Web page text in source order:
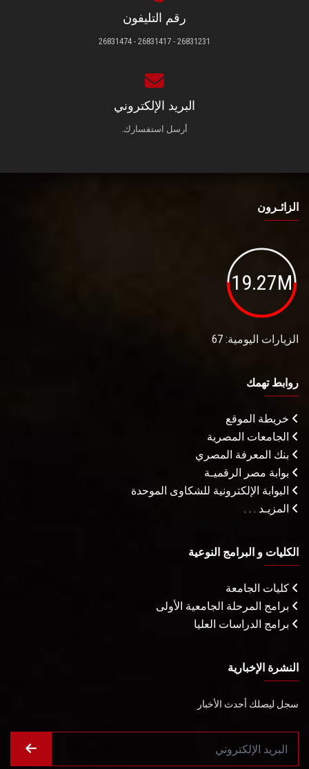
رقم التليفون
26831231 - 26831417 - 26831474
البريد الإلكتروني
أرسل استفسارك.
الزائـرون
19.27M
الزيارات اليومية: 67
روابط تهمك
خريطة الموقع
الجامعات المصرية
بنك المعرفة المصري
بوابة مصر الرقميـة
البوابة الإلكترونية للشكاوى الموحدة
المزيـد . . .
الكليات و البرامج النوعية
كليات الجامعة
برامج المرحلة الجامعية الأولى
برامج الدراسات العليا
النشرة الإخبارية
سجل ليصلك أحدث الأخبار